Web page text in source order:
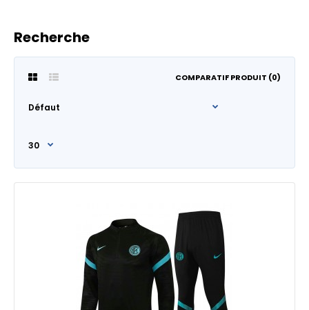
Recherche
COMPARATIF PRODUIT (0)